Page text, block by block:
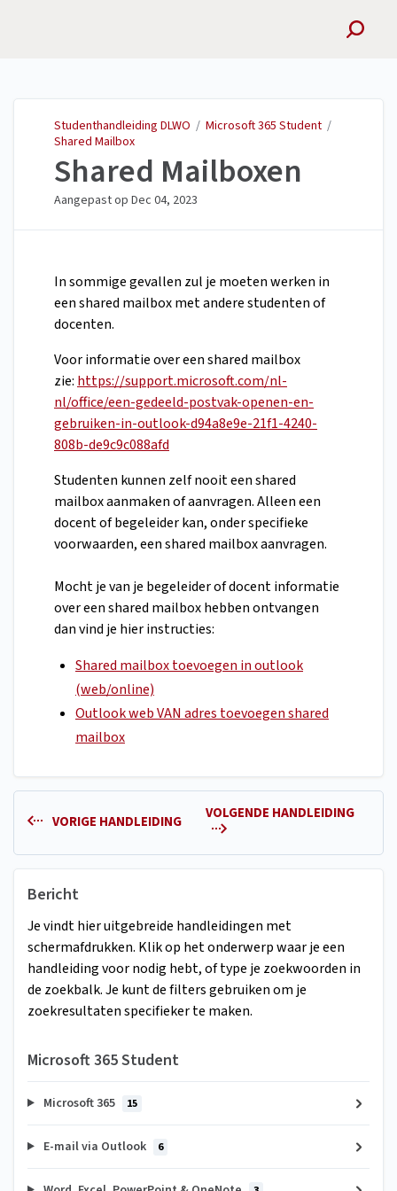
Studenthandleiding DLWO / Microsoft 365 Student /
Shared Mailbox
Shared Mailboxen
Aangepast op Dec 04, 2023
In sommige gevallen zul je moeten werken in
een shared mailbox met andere studenten of
docenten.
Voor informatie over een shared mailbox
zie: https://support.microsoft.com/nl-
nl/office/een-gedeeld-postvak-openen-en-
gebruiken-in-outlook-d94a8e9e-21f1-4240-
808b-de9c9c088afd
Studenten kunnen zelf nooit een shared
mailbox aanmaken of aanvragen. Alleen een
docent of begeleider kan, onder specifieke
voorwaarden, een shared mailbox aanvragen.
Mocht je van je begeleider of docent informatie
over een shared mailbox hebben ontvangen
dan vind je hier instructies:
Shared mailbox toevoegen in outlook
(web/online)
Outlook web VAN adres toevoegen shared
mailbox
VORIGE HANDLEIDING VOLGENDE HANDLEIDING
Bericht
Je vindt hier uitgebreide handleidingen met
schermafdrukken. Klik op het onderwerp waar je een
handleiding voor nodig hebt, of type je zoekwoorden in
de zoekbalk. Je kunt de filters gebruiken om je
zoekresultaten specifieker te maken.
Microsoft 365 Student
Microsoft 365 15
E-mail via Outlook 6